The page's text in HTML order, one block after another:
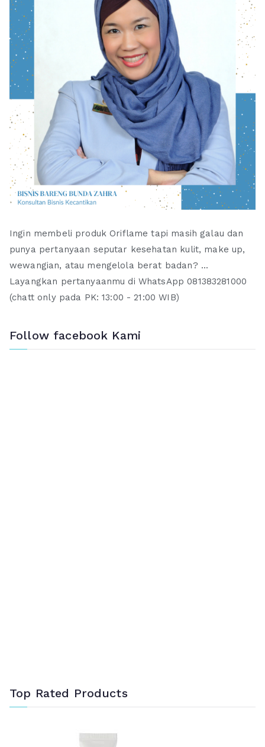
Ingin membeli produk Oriflame tapi masih galau dan
punya pertanyaan seputar kesehatan kulit, make up,
wewangian, atau mengelola berat badan? ...
Layangkan pertanyaanmu di WhatsApp 081383281000
(chatt only pada PK: 13:00 - 21:00 WIB)
Follow facebook Kami
Top Rated Products